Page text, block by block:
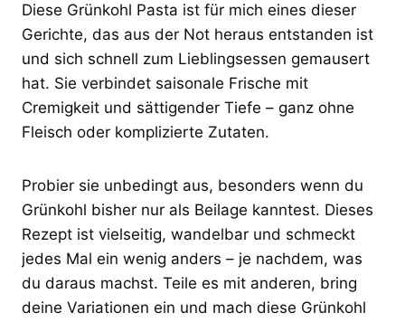
Diese Grünkohl Pasta ist für mich eines dieser
Gerichte, das aus der Not heraus entstanden ist
und sich schnell zum Lieblingsessen gemausert
hat. Sie verbindet saisonale Frische mit
Cremigkeit und sättigender Tiefe – ganz ohne
Fleisch oder komplizierte Zutaten.
Probier sie unbedingt aus, besonders wenn du
Grünkohl bisher nur als Beilage kanntest. Dieses
Rezept ist vielseitig, wandelbar und schmeckt
jedes Mal ein wenig anders – je nachdem, was
du daraus machst. Teile es mit anderen, bring
deine Variationen ein und mach diese Grünkohl